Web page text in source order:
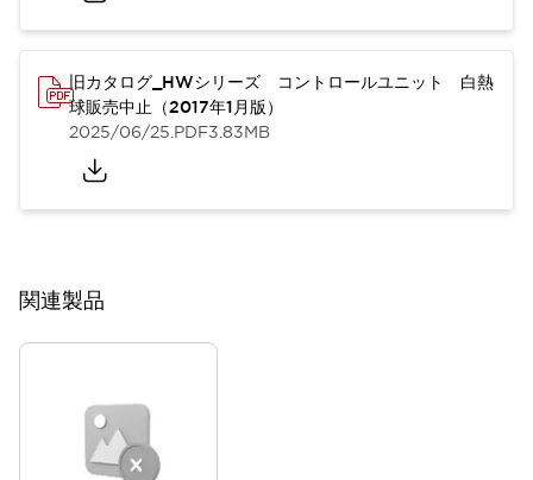
旧カタログ_HWシリーズ コントロールユニット 白熱
球販売中止（2017年1月版）
2025/06/25.PDF3.83MB
関連製品